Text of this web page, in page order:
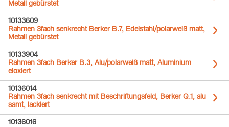
Metall gebürstet
10133609
Rahmen 3fach senkrecht Berker B.7, Edelstahl/polarweiß matt,
Metall gebürstet
10133904
Rahmen 3fach Berker B.3, Alu/polarweiß matt, Aluminium
eloxiert
10136014
Rahmen 3fach senkrecht mit Beschriftungsfeld, Berker Q.1, alu
samt, lackiert
10136016